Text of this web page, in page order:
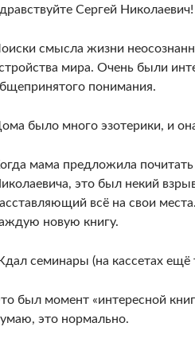
Сергей Николаевич!
смысла жизни
мира. Очень были
понимания.
было много эзотерики, и
мама предложила
это был некий
всё на свои
новую книгу.
семинары (на кассетах ещё
был момент «интересной
это нормально.